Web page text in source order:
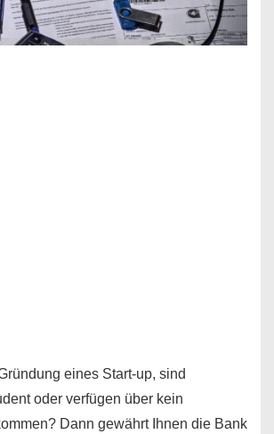
eines Start-up, sind
oder verfügen über kein
Dann gewährt Ihnen die Bank